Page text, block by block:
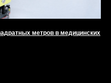
метров в медицинских